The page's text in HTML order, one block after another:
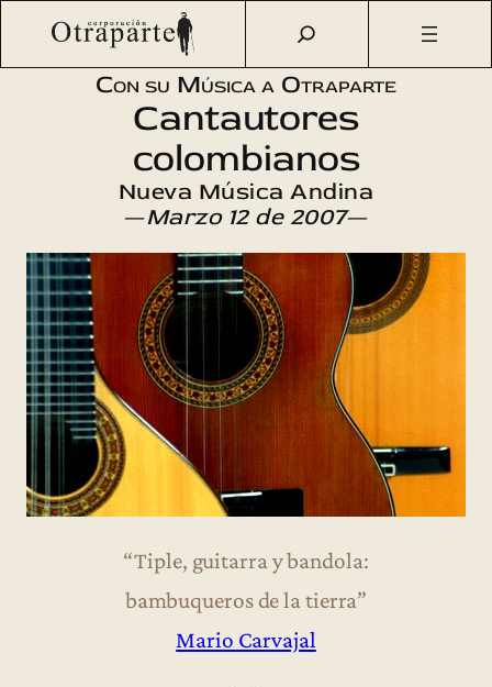
Saltar
Otraparte.org/Agenda Cultural Música
Música Andina
Con su Música a Otraparte
Cantautores
colombianos
Nueva Música Andina
—Marzo 12 de 2007—
“Tiple, guitarra y bandola:
bambuqueros de la tierra”
Mario Carvajal